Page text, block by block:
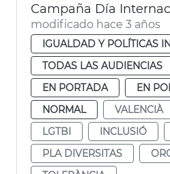
Campaña Día
modificado hace 3 años
IGUALDAD Y POLÍTICAS
TODAS LAS AUDIENCIAS
EN PORTADA
EN
NORMAL
VALENCIÀ
LGTBI
INCLUSIÓ
PLA DIVERSITAS